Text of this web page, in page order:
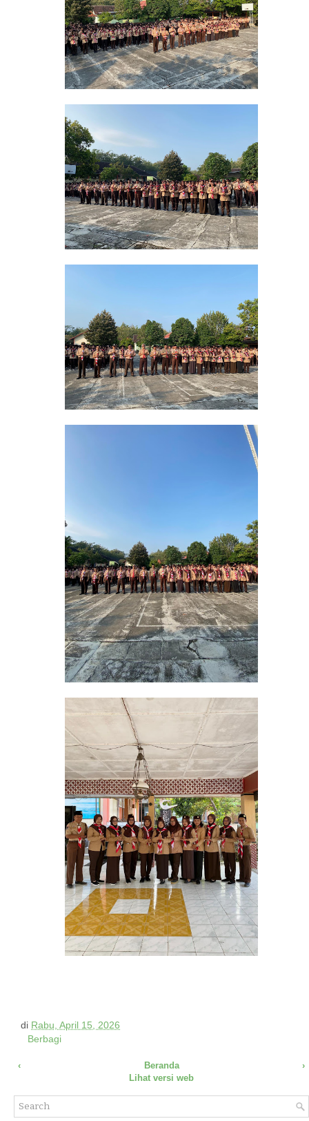
di Rabu, April 15, 2026
Berbagi
‹ ›
Beranda
Lihat versi web